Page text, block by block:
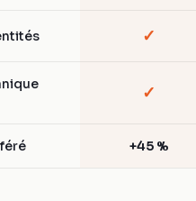
✓
✓
+45 %